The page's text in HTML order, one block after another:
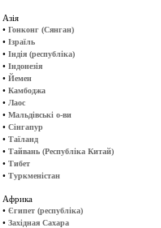
Азія
• Гонконг (Сянган)
• Ізраїль
• Індія (республіка)
• Індонезія
• Йемен
• Камбоджа
• Лаос
• Мальдівські о-ви
• Сінгапур
• Таїланд
• Тайвань (Республіка Китай)
• Тибет
• Туркменістан
Африка
• Єгипет (республіка)
• Західная Сахара